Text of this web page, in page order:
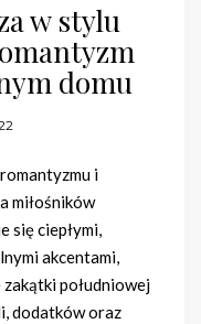
w stylu
domu
i
miłośników
się ciepłymi,
akcentami,
południowej
dodatków oraz